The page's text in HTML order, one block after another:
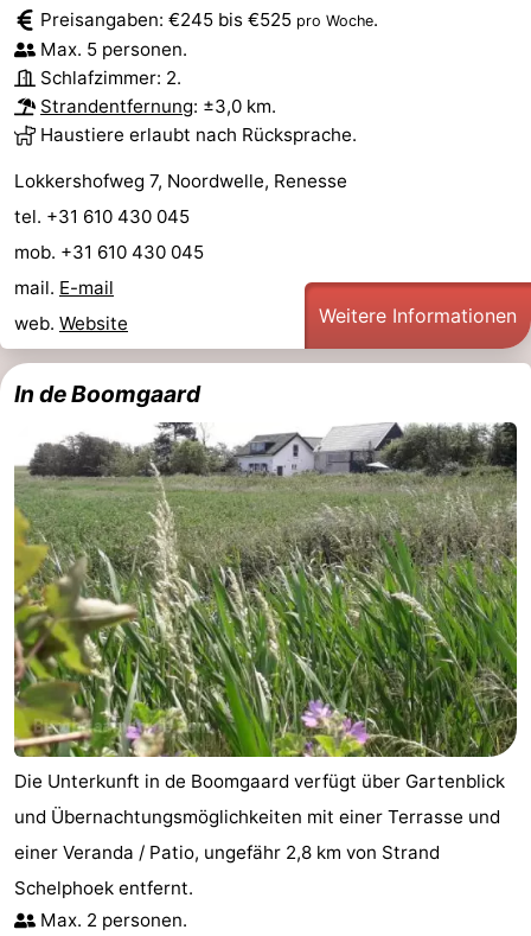
van
Haamstede
Valleien
Wijde
Blick
-
Zeeuwse
Kust
-
’t
Hof
van
Haamstede
Hotels
Zimmer
(mit
Frühstück)
Lastminutes
Strand
Sehen
&
tun
-
Museen
Denkmäler
-
Mühlen
-
Aussichtspunkte
Attraktionen
-
Rundfahrten
-
Spielplätze
-
Indoor-
-
Minigolfplätze
Wellness-
Preisangaben: €245 bis €525 pro Woche.
Max. 5 personen.
Schlafzimmer: 2.
Strandentfernung: ±3,0 km.
Haustiere erlaubt nach Rücksprache.
Lokkershofweg 7, Noordwelle, Renesse
tel. +31 610 430 045
mob. +31 610 430 045
mail. E-mail
web. Website Weitere Informationen
In de Boomgaard
Die Unterkunft in de Boomgaard verfügt über Gartenblick
und Übernachtungsmöglichkeiten mit einer Terrasse und
einer Veranda / Patio, ungefähr 2,8 km von Strand
Schelphoek entfernt.
Max. 2 personen.